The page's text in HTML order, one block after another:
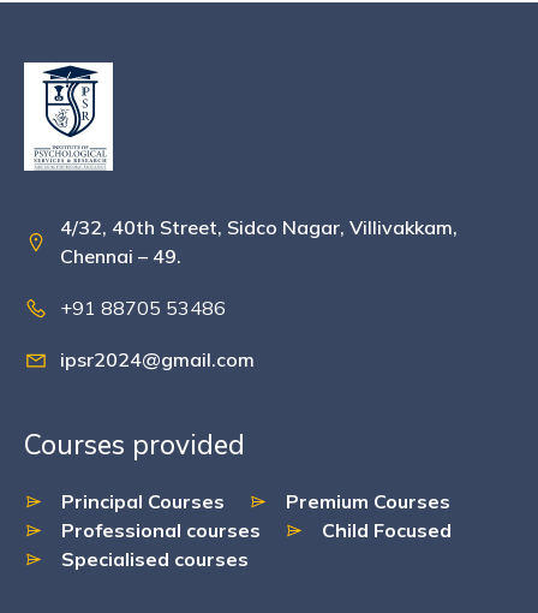
4/32, 40th Street, Sidco Nagar, Villivakkam,
Chennai – 49.
+91 88705 53486
ipsr2024@gmail.com
Courses provided
Principal Courses
Premium Courses
Professional courses
Child Focused
Specialised courses